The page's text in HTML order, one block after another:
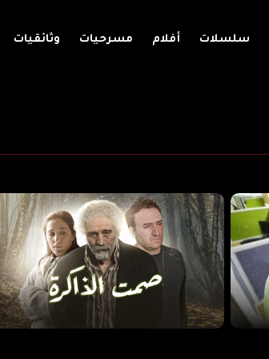
سلسلات أفلام مسرحيات وثائقيات